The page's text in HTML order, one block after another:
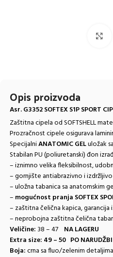
Opis proizvoda
Asr. G3352 SOFTEX S1P SPORT
Zaštitna cipela od SOFTSHELL
Prozračnost cipele osigurava
SpecijalniANATOMIC GELuložak
Stabilan PU (poliuretanski) đon
– iznimno velika fleksibilnost,
– gornjište antiabrazivno i izdržljivo
– uložna tabanica sa anatomskim
– mogućnost pranja SOFTEX
– zaštitna čelična kapica,
– neprobojna zaštitna čelična
Veličine: 38 – 47 NA LAGERU
Extra size: 49 – 50 PO NARUDŽBI
Boja:crna sa fluo/zelenim detaljima